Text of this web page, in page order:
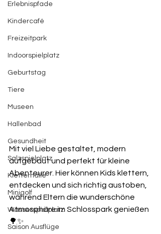
Erlebnispfade
Kindercafé
Freizeitpark
Indoorspielplatz
Geburtstag
Tiere
Museen
Hallenbad
Gesundheit
Salzspielplatz
Kletterhalle
Minigolf
Wasserspielplatz
Saison Ausflüge
Mit viel Liebe gestaltet, modern
aufgebaut und perfekt für kleine
Abenteurer. Hier können Kids klettern,
entdecken und sich richtig austoben,
während Eltern die wunderschöne
Atmosphäre im Schlosspark genießen
🌳✨